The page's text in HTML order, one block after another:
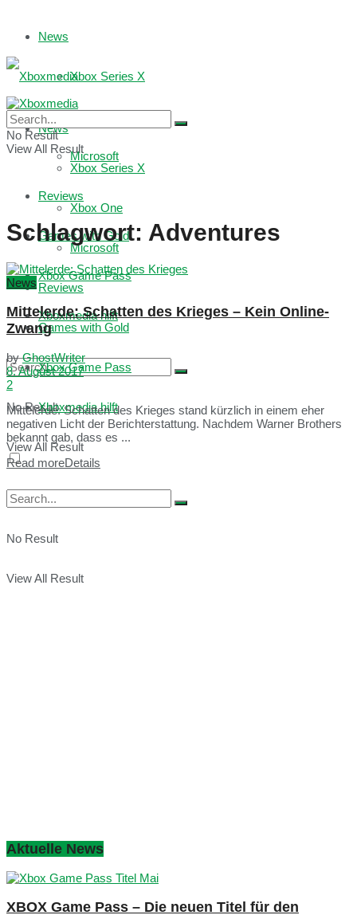
News
Xbox Series X
Microsoft
Reviews
Games with Gold
Xbox Game Pass
Xboxmedia hilft
No Result
View All Result
News
Xbox Series X
Xbox One
Microsoft
Reviews
Games with Gold
Xbox Game Pass
Xboxmedia hilft
No Result
View All Result
No Result
View All Result
Schlagwort: Adventures
News
Mittelerde: Schatten des Krieges – Kein Online-
Zwang
by GhostWriter
8. August 2017
2
Mittelerde: Schatten des Krieges stand kürzlich in einem eher
negativen Licht der Berichterstattung. Nachdem Warner Brothers
bekannt gab, dass es ...
Read moreDetails
Aktuelle News
XBOX Game Pass – Die neuen Titel für den